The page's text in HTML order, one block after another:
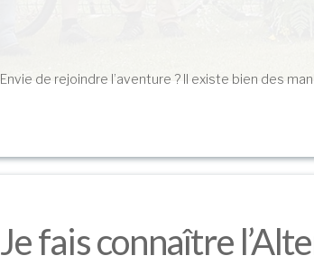
Envie de rejoindre l’aventure ? Il existe bien des
Je fais connaître